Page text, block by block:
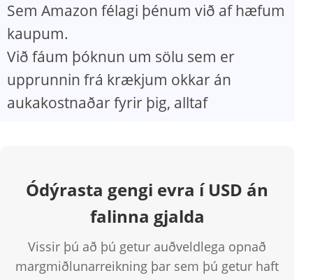
Sem Amazon félagi þénum við af hæfum
kaupum.
Við fáum þóknun um sölu sem er
upprunnin frá krækjum okkar án
aukakostnaðar fyrir þig, alltaf
Ódýrasta gengi evra í USD án
falinna gjalda
Vissir þú að þú getur auðveldlega opnað
margmiðlunarreikning þar sem þú getur haft